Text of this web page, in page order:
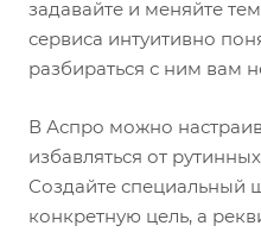
задавайте и меняйте
сервиса интуитивно
разбираться с ним вам
В Аспро можно
избавляться от
Создайте специальный
конкретную цель, а